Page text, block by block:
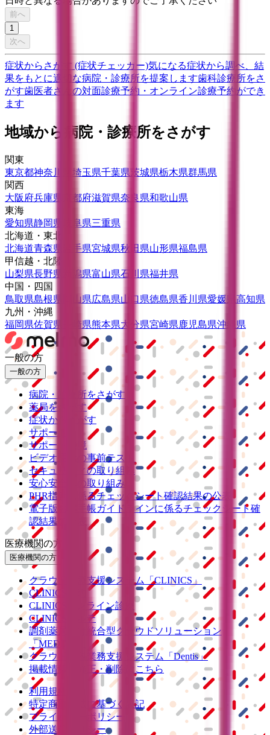
前へ
1
次へ
症状からさがす (症状チェッカー)気になる症状から調べ、結
果をもとに適切な病院・診療所を提案します歯科診療所をさ
がす歯医者さんの対面診療予約・オンライン診療予約ができ
ます
地域から病院・診療所をさがす
関東
東京都神奈川県 埼玉県千葉県 茨城県栃木県群馬県
関西
大阪府兵庫県 京都府滋賀県奈良県和歌山県
東海
愛知県静岡県 岐阜県三重県
北海道・東北
北海道青森県 岩手県宮城県秋田県山形県福島県
甲信越・北陸
山梨県長野県 新潟県富山県石川県福井県
中国・四国
鳥取県島根県 岡山県広島県山口県徳島県香川県愛媛県 高知県
九州・沖縄
福岡県佐賀県 長崎県熊本県大分県宮崎県鹿児島県沖縄県
一般の方
一般の方
病院・診療所をさがす
薬局をさがす
症状からさがす
サポート
サポート環境
ビデオ通話の事前テスト
セキュリティの取り組み
安心安全への取り組み
PHR指針に係るチェックシート確認結果の公表
電子版お薬手帳ガイドラインに係るチェックシート確
認結果の公表
医療機関の方
医療機関の方
クラウド診療 支援システム
「CLINICS」
CLINICS予約
CLINICSオンライン診療
CLINICSカルテ
調剤薬局向け統合型クラウドソリューション
「MEDIXS」
クラウド歯科業務支援システム
「Dentis」
掲載情報の修正・削除はこちら
利用規約
特定商取引法に基づく表記
プライバシーポリシー
外部送信ポリシー